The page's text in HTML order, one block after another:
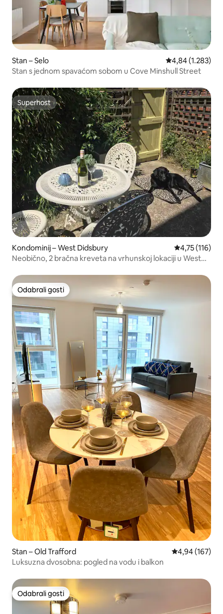
Stan – Selo Prosječna
4,84 (1.283)
Stan s jednom spavaćom sobom u Cove Minshull Street
Superhost
Superhost
Kondominij – West Didsbury Prosječna
4,75 (116)
Neobično, 2 bračna kreveta na vrhunskoj lokaciji u West
Odabrali gosti
Odabrali gosti
Stan – Old Trafford Prosječna
4,94 (167)
Luksuzna dvosobna: pogled na vodu i balkon
Odabrali gosti
Odabrali gosti